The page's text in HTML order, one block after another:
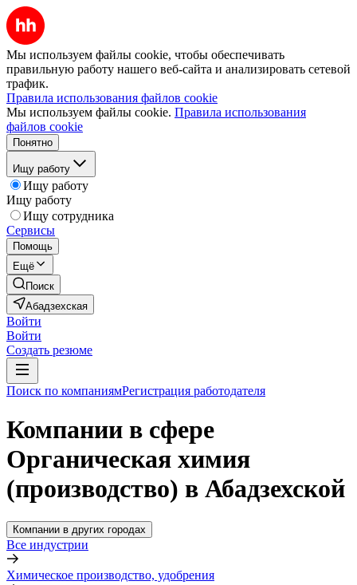
Мы используем файлы cookie, чтобы обеспечивать
правильную работу нашего веб-сайта и анализировать сетевой
трафик.
Правила использования файлов cookie
Мы используем файлы cookie. Правила использования
файлов cookie
Понятно
Ищу работу
Ищу работу
Ищу работу
Ищу сотрудника
Сервисы
Помощь
Ещё
Поиск
Абадзехская
Войти
Войти
Создать резюме
Поиск по компаниямРегистрация работодателя
Компании в сфере
Органическая химия
(производство) в Абадзехской
Компании в других городах
Все индустрии
Химическое производство, удобрения